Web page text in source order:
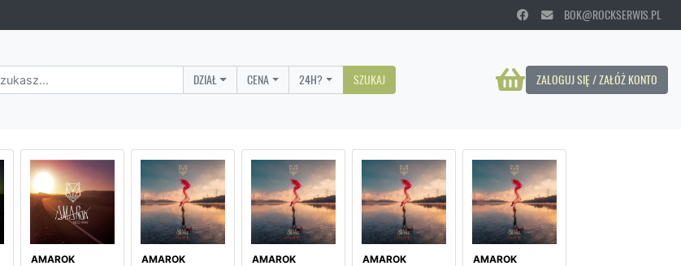
BOK@ROCKSERWIS.PL
ZALOGUJ SIĘ / ZAŁÓŻ KONTO
DZIAŁ CENA 24H? SZUKAJ
AMAROK
AMAROK
AMAROK
AMAROK
AMAROK